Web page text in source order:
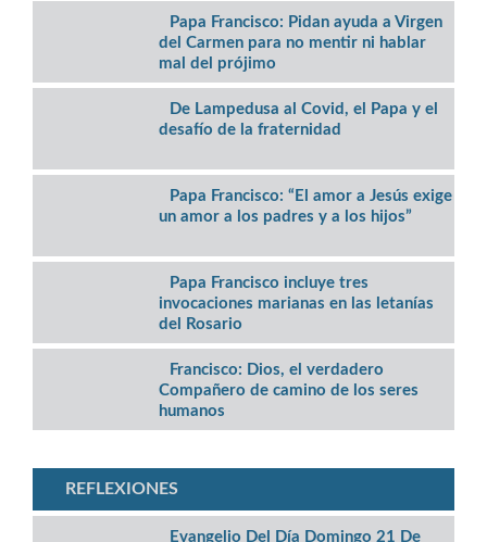
Papa Francisco: Pidan ayuda a Virgen
del Carmen para no mentir ni hablar
mal del prójimo
De Lampedusa al Covid, el Papa y el
desafío de la fraternidad
Papa Francisco: “El amor a Jesús exige
un amor a los padres y a los hijos”
Papa Francisco incluye tres
invocaciones marianas en las letanías
del Rosario
Francisco: Dios, el verdadero
Compañero de camino de los seres
humanos
REFLEXIONES
Evangelio Del Día Domingo 21 De